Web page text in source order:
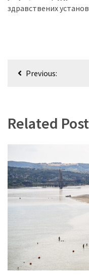
здравствених
Кретање
Previous:
Related